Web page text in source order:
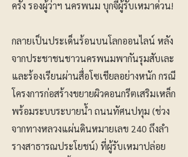
ครั้ง รองผู้ว่าฯ นครพนม บุกจี้ผู้รับเหมาด่วน!
กลายเป็นประเด็นร้อนบนโลกออนไลน์ หลัง
จากประชาชนชาวนครพนมพากันรุมสับเละ
และร้องเรียนผ่านสื่อโซเชียลอย่างหนัก กรณี
โครงการก่อสร้างขยายผิวคอนกรีตเสริมเหล็ก
พร้อมระบบระบายน้ำ ถนนทัศนปทุม (ช่วง
จากทางหลวงแผ่นดินหมายเลข 240 ถึงลำ
รางสาธารณประโยชน์) ที่ผู้รับเหมาปล่อย